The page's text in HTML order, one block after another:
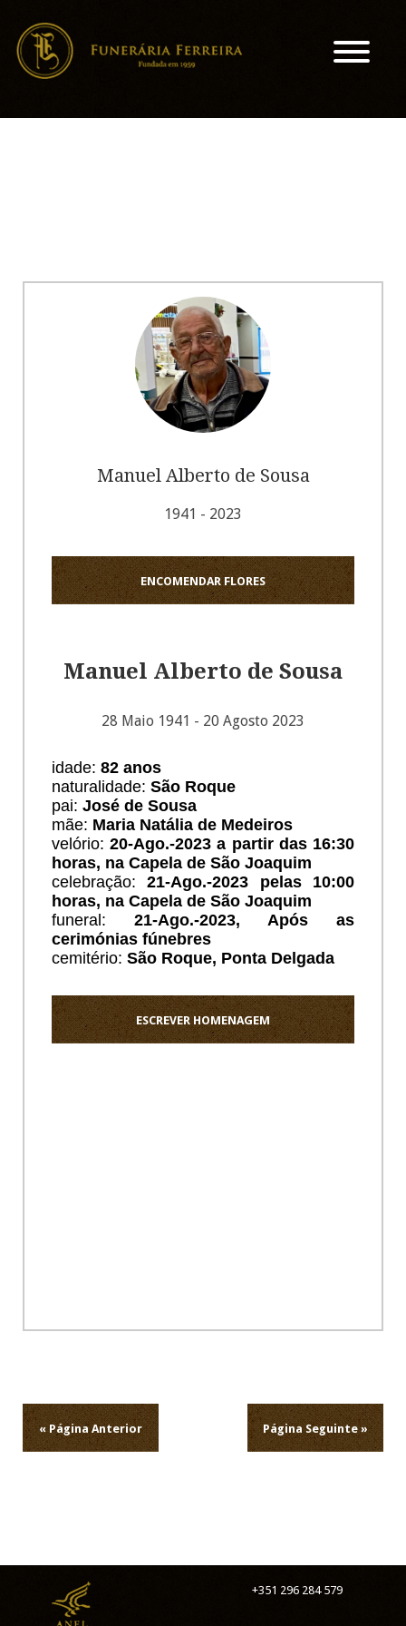
Manuel Alberto de Sousa
1941 - 2023
ENCOMENDAR FLORES
Manuel Alberto de Sousa
28 Maio 1941 - 20 Agosto 2023
idade: 82 anos
naturalidade: São Roque
pai: José de Sousa
mãe: Maria Natália de Medeiros
velório:20-Ago.-2023 a partir das 16:30
horas, na Capela de São Joaquim
celebração:21-Ago.-2023 pelas 10:00
horas, na Capela de São Joaquim
funeral: 21-Ago.-2023, Após as
cerimónias fúnebres
cemitério: São Roque, Ponta Delgada
ESCREVER HOMENAGEM
de
artigos
Página Seguinte »
« Página Anterior
+351 296 284 579